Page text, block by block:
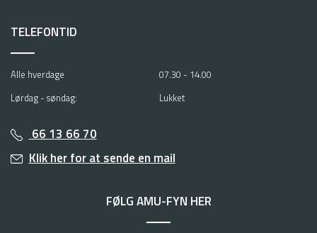
TELEFONTID
Alle hverdage
07.30 - 14.00
Lørdag - søndag:
Lukket
66 13 66 70
Klik her for at sende en mail
FØLG AMU-FYN HER